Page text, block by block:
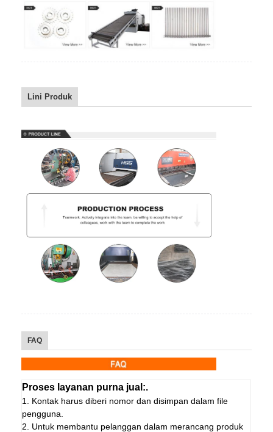
Lini Produk
FAQ
Proses layanan purna jual:.
1. Kontak harus diberi nomor dan disimpan dalam file
pengguna.
2. Untuk membantu pelanggan dalam merancang produk